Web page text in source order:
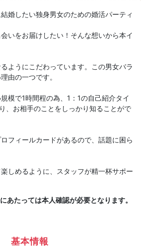
婚したい独身男女のための婚活パーティ
いをお届けしたい！そんな想いから本イ
ようにこだわっています。この男女バラ
由の一つです。
模で1時間程の為、1：1の自己紹介タイ
、お相手のことをしっかり知ることがで
フィールカードがあるので、話題に困ら
しめるように、スタッフが精一杯サポー
あたっては本人確認が必要となります。
基本情報